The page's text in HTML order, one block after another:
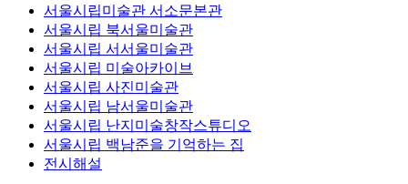
서울시립미술관 서소문본관
서울시립 북서울미술관
서울시립 서서울미술관
서울시립 미술아카이브
서울시립 사진미술관
서울시립 남서울미술관
서울시립 난지미술창작스튜디오
서울시립 백남준을 기억하는 집
전시해설